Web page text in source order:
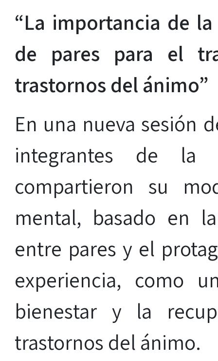
“La importancia de
de pares para el
trastornos del ánimo”
En una nueva sesión
integrantes de la
compartieron su
mental, basado en
entre pares y el
experiencia, como
bienestar y la
trastornos del ánimo.